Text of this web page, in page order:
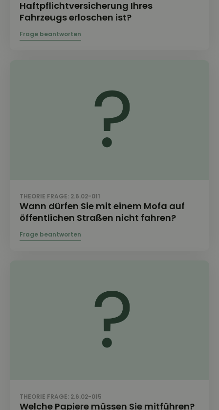
Haftpflichtversicherung Ihres
Fahrzeugs erloschen ist?
THEORIE FRAGE: 2.6.02-011
Wann dürfen Sie mit einem Mofa auf
öffentlichen Straßen nicht fahren?
THEORIE FRAGE: 2.6.02-015
Welche Papiere müssen Sie mitführen?